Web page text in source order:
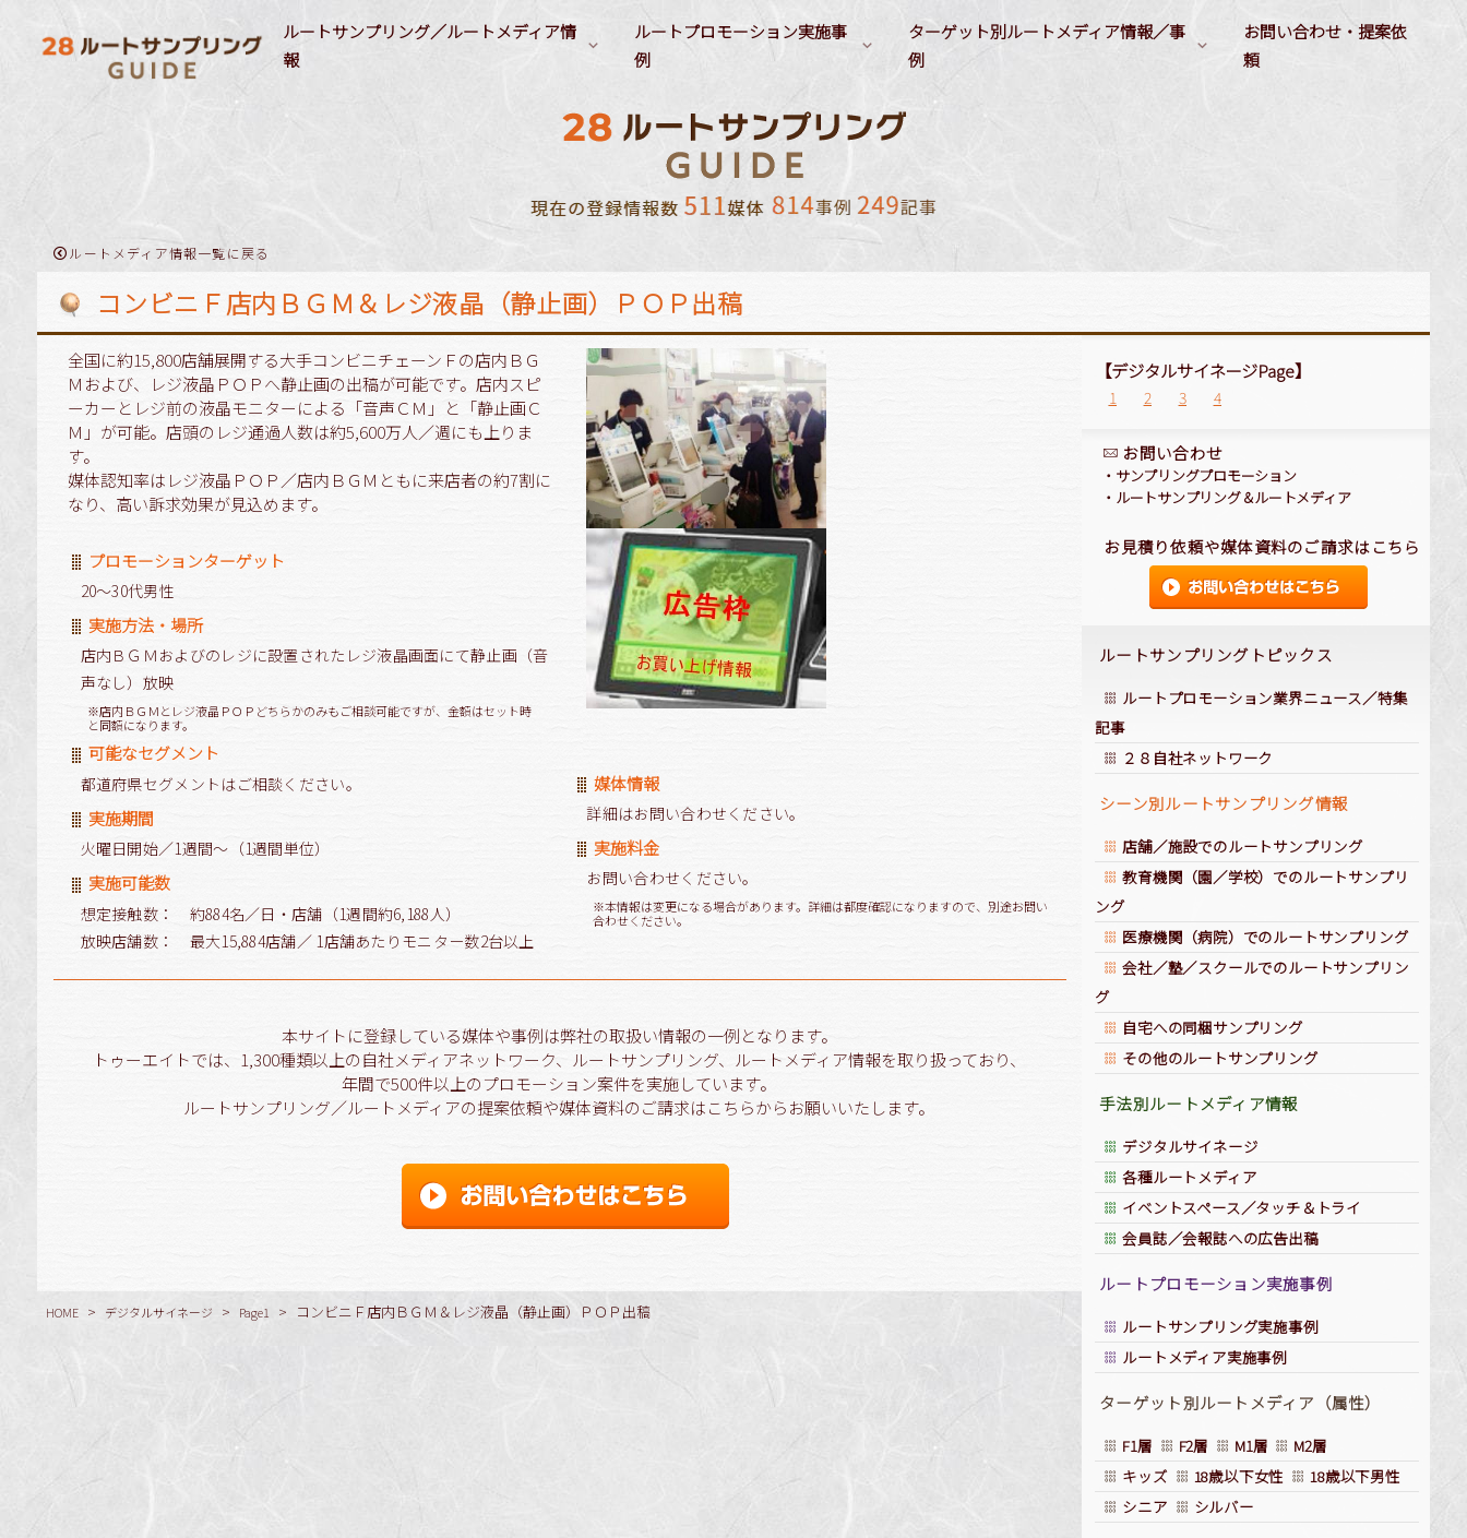
ルートサンプリング／ルートメディア情
報
医療機関でのルートサンプリング
会社／塾／スクールでのルートサンプリング
その他のルートサンプリング
ルートプロモーション実施事
例
商品ジャンル別プロモーション実施事例
飲料（アルコール飲料）
食品／調味料
要冷蔵商品
ヘアケア／スタイリング製品
オーラルケア製品
フェイスケア／スキンケア製品
店舗告知／店舗誘引
ターゲット別ルートメディア情報／事
例
M2層
キッズ
サンプリングターゲット（職
ビジネスマン
妊婦・育児主婦
学生（小中高）
経営者
訪日外国人
運動シーン
お問い合わせ・提案依
頼
ルートメディア情報一覧に戻る
コンビニＦ店内ＢＧＭ＆レジ液晶（静止画）ＰＯＰ出稿
全国に約15,800店舗展開する大手コンビニチェーンＦの店内ＢＧ
Ｍおよび、レジ液晶ＰＯＰへ静止画の出稿が可能です。店内スピ
ーカーとレジ前の液晶モニターによる「音声ＣＭ」と「静止画Ｃ
Ｍ」が可能。店頭のレジ通過人数は約5,600万人／週にも上りま
す。
媒体認知率はレジ液晶ＰＯＰ／店内ＢＧＭともに来店者の約7割に
なり、高い訴求効果が見込めます。
プロモーションターゲット
20～30代男性
実施方法・場所
店内ＢＧＭおよびのレジに設置されたレジ液晶画面にて静止画（音
声なし）放映
※店内ＢＧＭとレジ液晶ＰＯＰどちらかのみもご相談可能ですが、金額はセット時
と同額になります。
可能なセグメント
都道府県セグメントはご相談ください。
実施期間
火曜日開始／1週間～（1週間単位）
実施可能数
想定接触数： 約884名／日・店舗（1週間約6,188人）
放映店舗数： 最大15,884店舗／ 1店舗あたりモニター数2台以上
媒体情報
詳細はお問い合わせください。
実施料金
お問い合わせください。
※本情報は変更になる場合があります。詳細は都度確認になりますので、別途お問い
合わせください。
本サイトに登録している媒体や事例は弊社の取扱い情報の一例となります。
トゥーエイトでは、1,300種類以上の自社メディアネットワーク、ルートサンプリング、ルートメディア情報を取り扱っており、
年間で500件以上のプロモーション案件を実施しています。
ルートサンプリング／ルートメディアの提案依頼や媒体資料のご請求はこちらからお願いいたします。
HOME > デジタルサイネージ > Page1 > コンビニＦ店内ＢＧＭ＆レジ液晶（静止画）ＰＯＰ出稿
【デジタルサイネージPage】
1 2 3 4
お問い合わせ
・ サンプリングプロモーション
・ ルートサンプリング＆ルートメディア
お見積り依頼や媒体資料のご請求はこちら
ルートサンプリングトピックス
ルートプロモーション業界ニュース／特集
記事
２８自社ネットワーク
シーン別ルートサンプリング情報
店舗／施設でのルートサンプリング
教育機関（園／学校）でのルートサンプリ
ング
医療機関（病院）でのルートサンプリング
会社／塾／スクールでのルートサンプリン
グ
自宅への同梱サンプリング
その他のルートサンプリング
手法別ルートメディア情報
デジタルサイネージ
各種ルートメディア
イベントスペース／タッチ＆トライ
会員誌／会報誌への広告出稿
ルートプロモーション実施事例
ルートサンプリング実施事例
ルートメディア実施事例
ターゲット別ルートメディア（属性）
F1層 F2層 M1層
M2層
キッズ
18歳以下女性
18歳以下男性
シニア
シルバー